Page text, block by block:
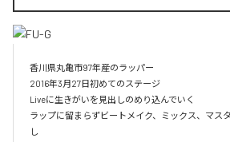
香川県丸亀市97年産のラッパー
2016年3月27日初めてのステージ
Liveに生きがいを見出しのめり込んでいく
ラップに留まらずビートメイク、ミックス、マス
し